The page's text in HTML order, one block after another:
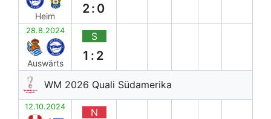
Heim
2:0
28.8.2024
Auswärts
S
1:2
WM 2026 Quali Südamerika
12.10.2024 N